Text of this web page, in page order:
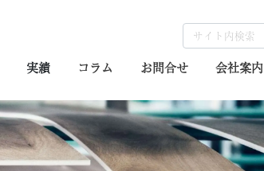
実績 コラム お問合せ 会社案内